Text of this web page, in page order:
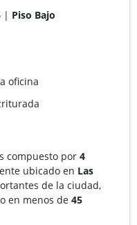
| Piso Bajo
oficina
compuesto por 4
ubicado en Las
de la ciudad,
en menos de 45